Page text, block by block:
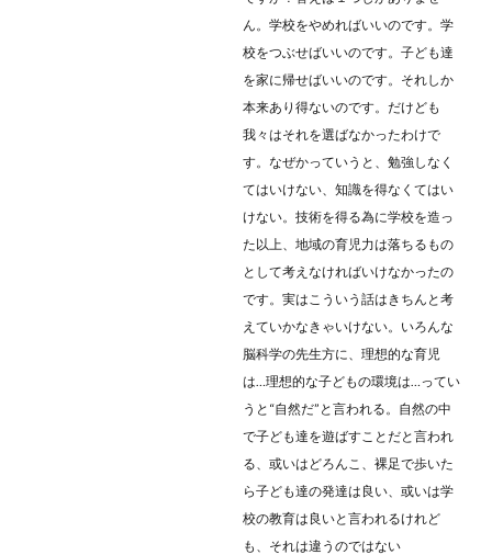
ん。学校をやめればいいのです。学
校をつぶせばいいのです。子ども達
を家に帰せばいいのです。それしか
本来あり得ないのです。だけども
我々はそれを選ばなかったわけで
す。なぜかっていうと、勉強しなく
てはいけない、知識を得なくてはい
けない。技術を得る為に学校を造っ
た以上、地域の育児力は落ちるもの
として考えなければいけなかったの
です。実はこういう話はきちんと考
えていかなきゃいけない。いろんな
脳科学の先生方に、理想的な育児
は…理想的な子どもの環境は…ってい
うと“自然だ”と言われる。自然の中
で子ども達を遊ばすことだと言われ
る、或いはどろんこ、裸足で歩いた
ら子ども達の発達は良い、或いは学
校の教育は良いと言われるけれど
も、それは違うのではない